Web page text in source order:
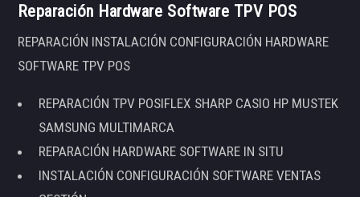
Reparación Hardware Software TPV POS
REPARACIÓN INSTALACIÓN CONFIGURACIÓN HARDWARE
SOFTWARE TPV POS
REPARACIÓN TPV POSIFLEX SHARP CASIO HP MUSTEK
SAMSUNG MULTIMARCA
REPARACIÓN HARDWARE SOFTWARE IN SITU
INSTALACIÓN CONFIGURACIÓN SOFTWARE VENTAS